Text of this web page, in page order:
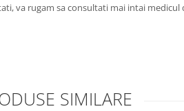
va rugam sa consultati mai intai medicul
SIMILARE